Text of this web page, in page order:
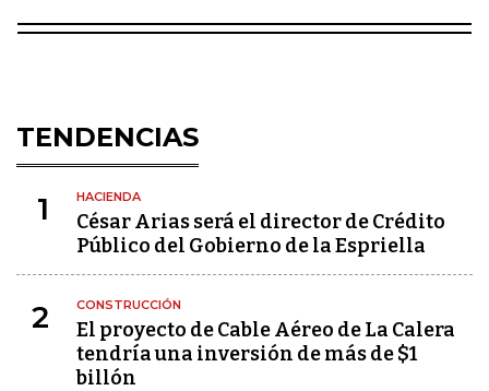
TENDENCIAS
1 HACIENDA
César Arias será el director de Crédito
Público del Gobierno de la Espriella
2 CONSTRUCCIÓN
El proyecto de Cable Aéreo de La Calera
tendría una inversión de más de $1
billón